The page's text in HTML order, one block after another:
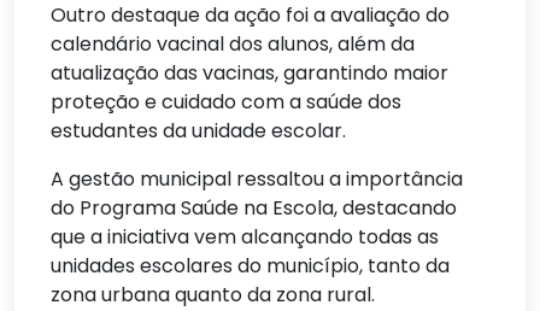
Outro destaque da ação foi a avaliação do
calendário vacinal dos alunos, além da
atualização das vacinas, garantindo maior
proteção e cuidado com a saúde dos
estudantes da unidade escolar.
A gestão municipal ressaltou a importância
do Programa Saúde na Escola, destacando
que a iniciativa vem alcançando todas as
unidades escolares do município, tanto da
zona urbana quanto da zona rural.